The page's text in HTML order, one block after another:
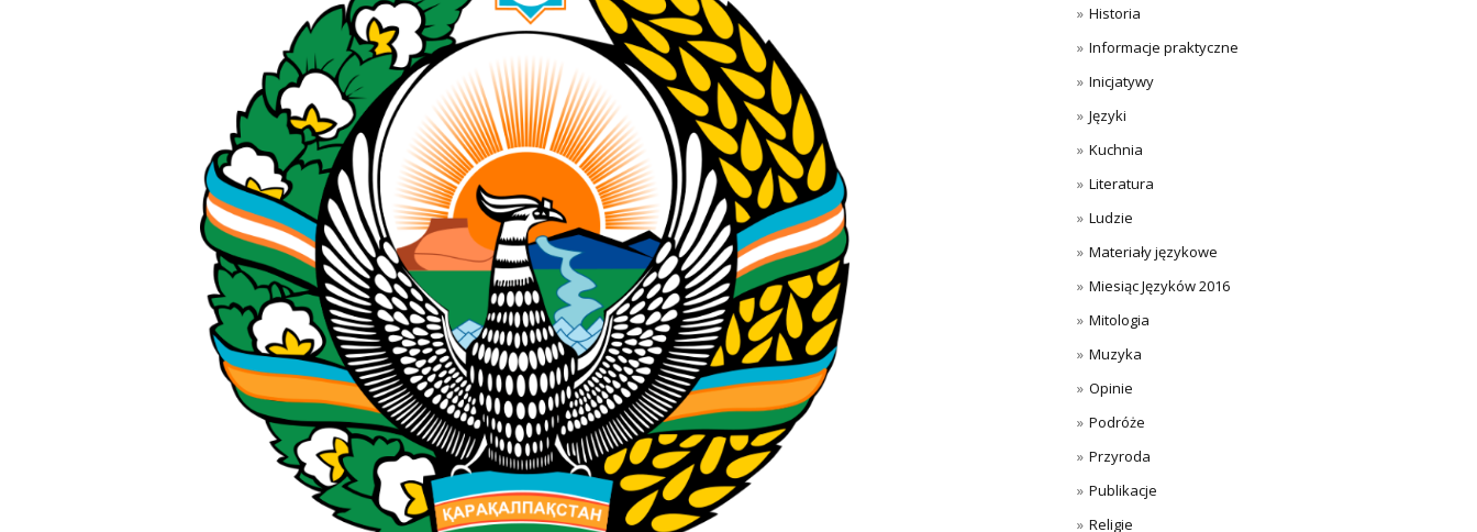
Historia
Informacje praktyczne
Inicjatywy
Języki
Kuchnia
Literatura
Ludzie
Materiały językowe
Miesiąc Języków 2016
Mitologia
Muzyka
Opinie
Podróże
Przyroda
Publikacje
Religie